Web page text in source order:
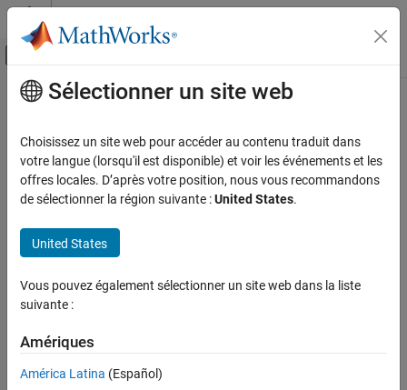
Passer au contenu
Activer/désactiver l'affichage du menu
Accueil de la documentation
Block and Blockset Authoring
Author Block Masks
ON THIS PAGE
Syntax
Description
Input Arguments
Examples
Version History
Contenu principal
getDialogControl
Class:Simulink.dialog.Container
Namespace:Simulink.dialog
expand all in page
[control,phandle] =
Description
[ , phandle ] =
Sélectionner un site web
Choisissez un site web pour accéder au contenu traduit dans
votre langue (lorsqu'il est disponible) et voir les événements et les
offres locales. D’après votre position, nous vous recommandons
de sélectionner la région suivante :United States.
United States
Vous pouvez également sélectionner un site web dans la liste
suivante :
Amériques
América Latina (Español)